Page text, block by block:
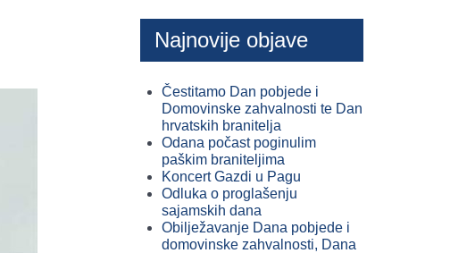
Najnovije objave
Čestitamo Dan pobjede i
Domovinske zahvalnosti te Dan
hrvatskih branitelja
Odana počast poginulim
paškim braniteljima
Koncert Gazdi u Pagu
Odluka o proglašenju
sajamskih dana
Obilježavanje Dana pobjede i
domovinske zahvalnosti, Dana